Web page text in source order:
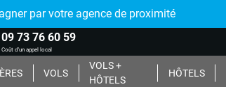
par votre agence de proximité
09 73 76 60 59
Coût d'un appel local
VOLS
VOLS +
HÔTELS
HÔTELS